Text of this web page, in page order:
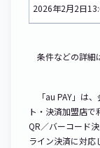
2026年2月2日
条件などの詳細
「au PAY」は
ト・決済加盟店
QR／バーコード
ライン決済に対応